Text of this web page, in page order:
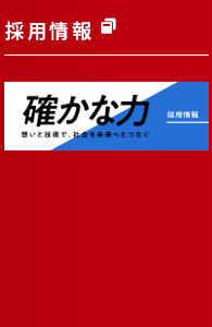
採用情報